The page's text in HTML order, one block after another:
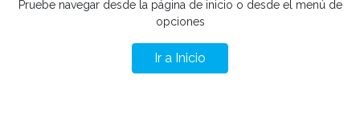
Pruebe navegar desde la página de inicio o desde el menú de
opciones
Ir a Inicio